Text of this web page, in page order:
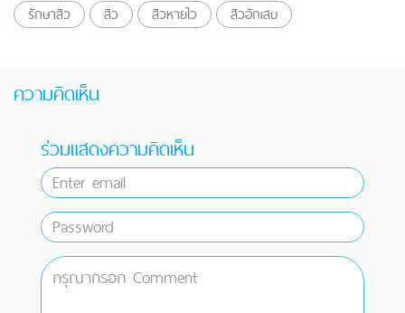
รักษาสิว
สิว สิวหายไว สิวอักเสบ
ความคิดเห็น
ร่วมแสดงความคิดเห็น